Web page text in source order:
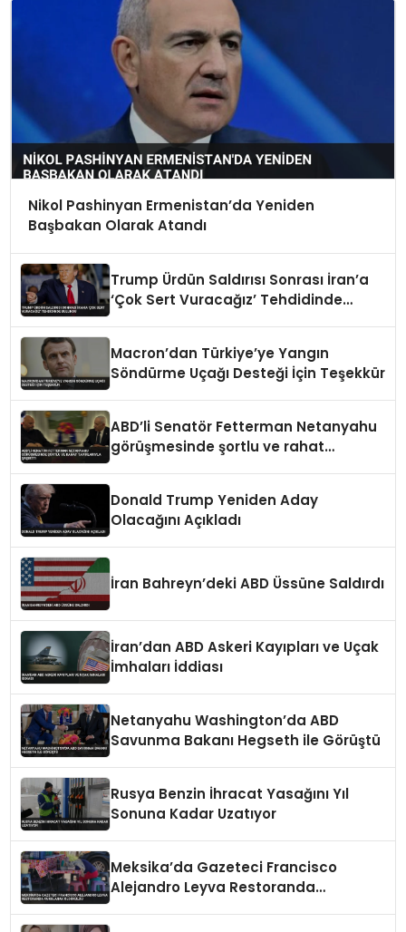
Nikol Pashinyan Ermenistan’da Yeniden
Başbakan Olarak Atandı
Trump Ürdün Saldırısı Sonrası İran’a
‘Çok Sert Vuracağız’ Tehdidinde
Macron’dan Türkiye’ye Yangın
Söndürme Uçağı Desteği İçin Teşekkür
ABD’li Senatör Fetterman Netanyahu
görüşmesinde şortlu ve rahat
Donald Trump Yeniden Aday
Olacağını Açıkladı
İran Bahreyn’deki ABD Üssüne Saldırdı
İran’dan ABD Askeri Kayıpları ve Uçak
İmhaları İddiası
Netanyahu Washington’da ABD
Savunma Bakanı Hegseth ile Görüştü
Rusya Benzin İhracat Yasağını Yıl
Sonuna Kadar Uzatıyor
Meksika’da Gazeteci Francisco
Alejandro Leyva Restoranda